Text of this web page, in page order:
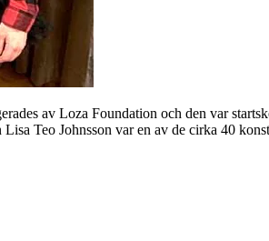
av Loza Foundation och den var
Teo Johnsson var en av de cirka 40